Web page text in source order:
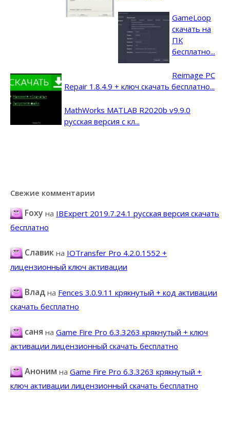
GameLoop
скачать на
ПК
бесплатно...
Reimage PC
Repair 1.8.4.9 + ключ скачать бесплатно...
MathWorks MATLAB R2020b v9.9.0
русская версия с кл...
Свежие комментарии
Foxy на IBExpert 2019.7.24.1 русская версия скачать
бесплатно
Славик на IOTransfer Pro 4.2.0.1552 +
лицензионный ключ активации
Влад на Fences 3.0.9.11 крякнутый + код активации
скачать бесплатно
саня на Game Fire Pro 6.3.3263 крякнутый + ключ
активации лицензионный скачать бесплатно
Аноним на Game Fire Pro 6.3.3263 крякнутый +
ключ активации лицензионный скачать бесплатно